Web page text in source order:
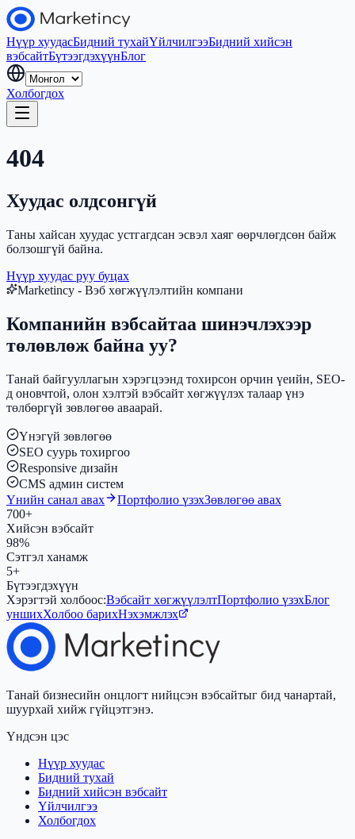
Нүүр хуудасБидний тухайҮйлчилгээБидний хийсэн
вэбсайтБүтээгдэхүүнБлог
Холбогдох
404
Хуудас олдсонгүй
Таны хайсан хуудас устгагдсан эсвэл хаяг өөрчлөгдсөн байж
болзошгүй байна.
Нүүр хуудас руу буцах
Marketincy - Вэб хөгжүүлэлтийн компани
Компанийн вэбсайтаа шинэчлэхээр
төлөвлөж байна уу?
Танай байгууллагын хэрэгцээнд тохирсон орчин үеийн, SEO-
д оновчтой, олон хэлтэй вэбсайт хөгжүүлэх талаар үнэ
төлбөргүй зөвлөгөө аваарай.
Үнэгүй зөвлөгөө
SEO суурь тохиргоо
Responsive дизайн
CMS админ систем
Үнийн санал авах
Портфолио үзэхЗөвлөгөө авах
700+
Хийсэн вэбсайт
98%
Сэтгэл ханамж
5+
Бүтээгдэхүүн
Хэрэгтэй холбоос:Вэбсайт хөгжүүлэлтПортфолио үзэхБлог
уншихХолбоо барихНэхэмжлэх
Танай бизнесийн онцлогт нийцсэн вэбсайтыг бид чанартай,
шуурхай хийж гүйцэтгэнэ.
Үндсэн цэс
Нүүр хуудас
Бидний тухай
Бидний хийсэн вэбсайт
Үйлчилгээ
Холбогдох